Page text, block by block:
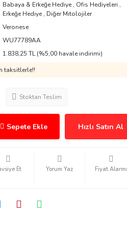
Babaya & Erkeğe Hediye , Ofis Hediyeleri ,
Erkeğe Hediye , Diğer Mitolojiler
Veronese
WU77789AA
1.838,25 TL (%5,00 havale indirimi)
taksitlerle!!
Stoktan Teslim
Sepete Ekle Hızlı Satın Al
Et Yorum Yaz Fiyat Alarmı